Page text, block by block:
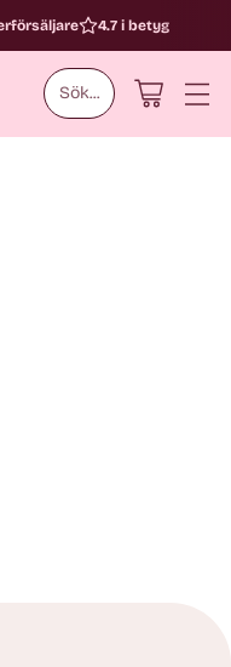
Sök...
4.7 i betyg